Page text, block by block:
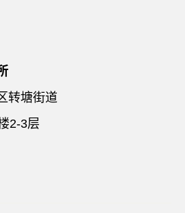
转塘街道
2-3层